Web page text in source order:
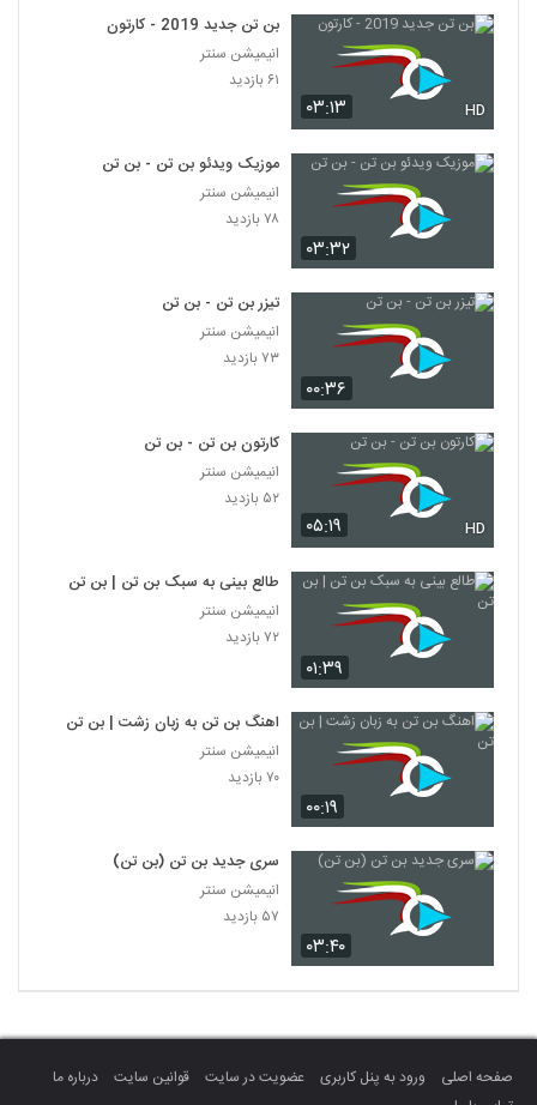
۰۳:۱۳ HD
بن تن جدید 2019 - کارتون
انیمیشن سنتر
۶۱ بازدید
۰۳:۳۲
موزیک ویدئو بن تن - بن تن
انیمیشن سنتر
۷۸ بازدید
۰۰:۳۶
تیزر بن تن - بن تن
انیمیشن سنتر
۷۳ بازدید
۰۵:۱۹ HD
کارتون بن تن - بن تن
انیمیشن سنتر
۵۲ بازدید
۰۱:۳۹
طالع بینى به سبک بن تن | بن تن
انیمیشن سنتر
۷۲ بازدید
۰۰:۱۹
اهنگ بن تن به زبان زشت | بن تن
انیمیشن سنتر
۷۰ بازدید
۰۳:۴۰
سری جدید بن تن (بن تن)
انیمیشن سنتر
۵۷ بازدید
صفحه اصلی ورود به پنل کاربری عضویت در سایت قوانین سایت
درباره ما